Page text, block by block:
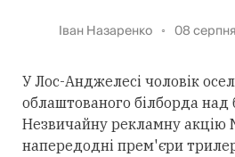
Іван Назаренко 08
У Лос-Анджелесі чоловік
облаштованого білборда над
Незвичайну рекламну акцію
напередодні прем'єри